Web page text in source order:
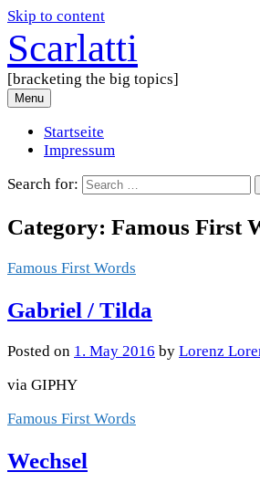
Skip to content
Scarlatti
[bracketing the big topics]
Menu
Startseite
Impressum
Search for:
Category: Famous First
Famous First Words
Gabriel / Tilda
Posted on 1. May 2016 by Lorenz
via GIPHY
Famous First Words
Wechsel